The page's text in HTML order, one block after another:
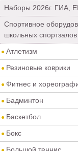
Наборы 2026г. ГИА,
Спортивное
школьных спортзалов
Атлетизм
Резиновые коврики
Фитнес и
Бадминтон
Баскетбол
Бокс